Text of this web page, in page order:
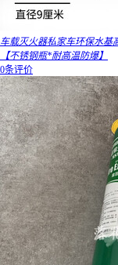
车载灭火器私家车环保水基
【不锈钢瓶*耐高温防爆】
0条评价